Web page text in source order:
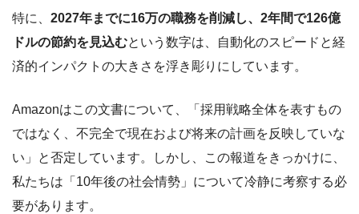
特に、 2027年までに16万の職務を削減し、2年間で126億
ドルの節約を見込むという数字は、自動化のスピードと経
済的インパクトの大きさを浮き彫りにしています。
Amazonはこの文書について、「採用戦略全体を表すもの
ではなく、不完全で現在および将来の計画を反映していな
い」と否定しています。しかし、この報道をきっかけに、
私たちは「10年後の社会情勢」について冷静に考察する必
要があります。